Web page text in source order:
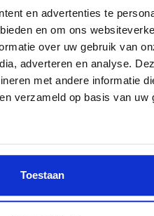
en advertenties te
en om ons
over uw gebruik van
adverteren en analyse.
met andere informatie
verzameld op basis van uw
Toestaan
WhatsApp
06 - 235 061 57